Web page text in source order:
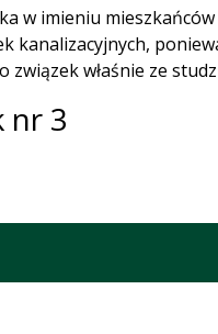
w imieniu
kanalizacyjnych,
związek właśnie ze
nr 3